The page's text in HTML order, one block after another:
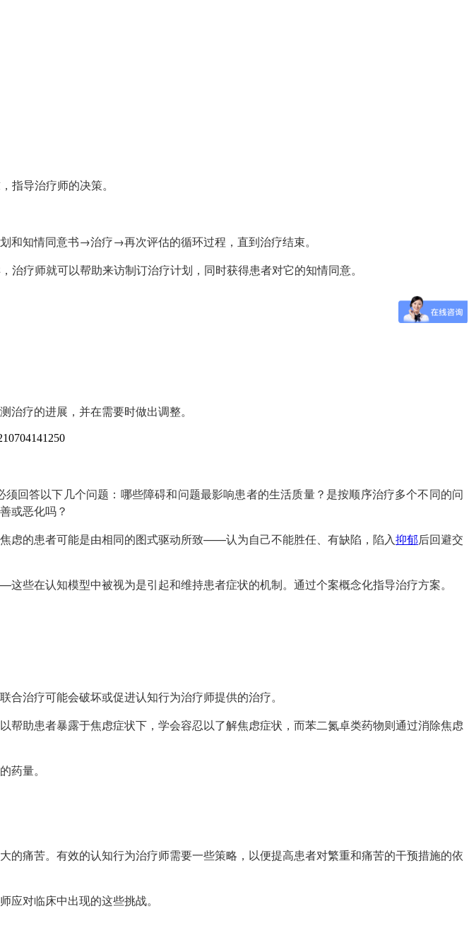
指导治疗师的决策。
知情同意书→治疗→再次评估的循环过程，直到治疗结束。
疗师就可以帮助来访制订治疗计划，同时获得患者对它的知情同意。
疗的进展，并在需要时做出调整。
回答以下几个问题：哪些障碍和问题最影响患者的生活质量？是按顺序治疗多个不同的问
或恶化吗？
虑的患者可能是由相同的图式驱动所致——认为自己不能胜任、有缺陷，陷入抑郁后回避交
在认知模型中被视为是引起和维持患者症状的机制。通过个案概念化指导治疗方案。
治疗可能会破坏或促进认知行为治疗师提供的治疗。
帮助患者暴露于焦虑症状下，学会容忍以了解焦虑症状，而苯二氮卓类药物则通过消除焦虑
药量。
痛苦。有效的认知行为治疗师需要一些策略，以便提高患者对繁重和痛苦的干预措施的依
对临床中出现的这些挑战。